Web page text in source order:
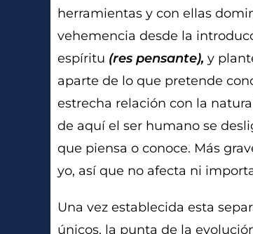
herramientas y con ellas
vehemencia desde la
espíritu (res pensante), y
aparte de lo que pretende
estrecha relación con la
de aquí el ser humano se
que piensa o conoce. Más
yo, así que no afecta ni
Una vez establecida esta
únicos, la punta de la